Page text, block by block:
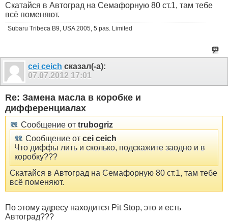
Скатайся в Автоград на Семафорную 80 ст.1, там тебе
всё поменяют.
Subaru Tribeca B9, USA 2005, 5 pas. Limited
cei ceich сказал(-а):
07.07.2012 17:01
Re: Замена масла в коробке и
дифференциалах
Сообщение от trubogriz
Сообщение от cei ceich
Что диффы лить и сколько, подскажите заодно и в
коробку???
Скатайся в Автоград на Семафорную 80 ст.1, там тебе
всё поменяют.
По этому адресу находится Pit Stop, это и есть
Автоград???